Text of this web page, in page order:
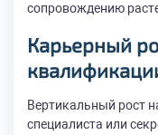
сопровождению
Карьерный
Вертикальный рост
специалиста или